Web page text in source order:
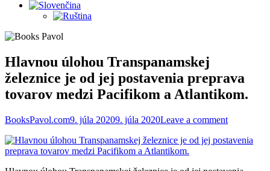
Hlavnou úlohou Transpanamskej
železnice je od jej postavenia preprava
tovarov medzi Pacifikom a Atlantikom.
BooksPavol.com9. júla 20209. júla 2020Leave a comment